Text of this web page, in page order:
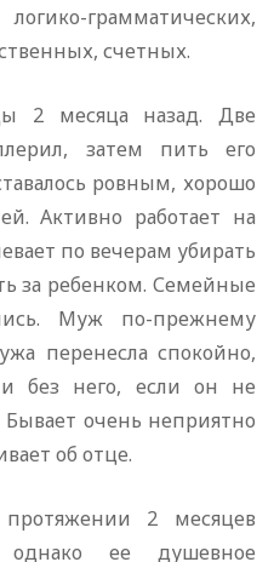
грамматических,
счетных.
2 месяца назад. Две
затем пить его
ровным, хорошо
Активно работает на
по вечерам убирать
за ребенком. Семейные
Муж по-прежнему
перенесла спокойно,
без него, если он не
очень неприятно
об отце.
2 месяцев
однако ее душевное